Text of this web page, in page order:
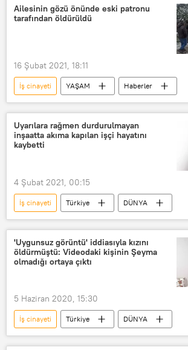
Cinayet
Kadın cinayeti
Ailesinin gözü önünde eski patronu
tarafından öldürüldü
16 Şubat 2021, 18:11
İş cinayeti YAŞAM
Haberler
Bursa
Cinayet patron
Uyarılara rağmen durdurulmayan
inşaatta akıma kapılan işçi hayatını
kaybetti
4 Şubat 2021, 00:15
İş cinayeti Türkiye
DÜNYA
Haberler
Burdur
'Uygunsuz görüntü' iddiasıyla kızını
öldürmüştü: Videodaki kişinin Şeyma
olmadığı ortaya çıktı
5 Haziran 2020, 15:30
İş cinayeti Türkiye
DÜNYA
Haberler
Kadın cinayeti